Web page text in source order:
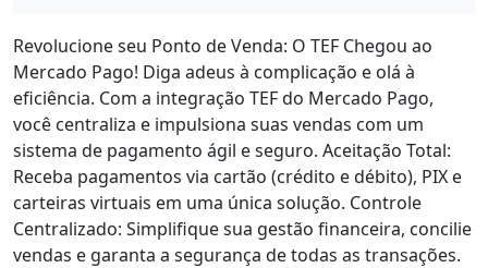
Revolucione seu Ponto de Venda: O TEF Chegou ao
Mercado Pago! Diga adeus à complicação e olá à
eficiência. Com a integração TEF do Mercado Pago,
você centraliza e impulsiona suas vendas com um
sistema de pagamento ágil e seguro. Aceitação Total:
Receba pagamentos via cartão (crédito e débito), PIX e
carteiras virtuais em uma única solução. Controle
Centralizado: Simplifique sua gestão financeira, concilie
vendas e garanta a segurança de todas as transações.